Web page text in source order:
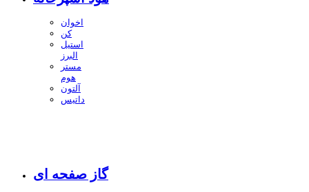
اخوان
کن
استیل
البرز
مستر
هوم
آلتون
داتیس
گاز صفحه ای